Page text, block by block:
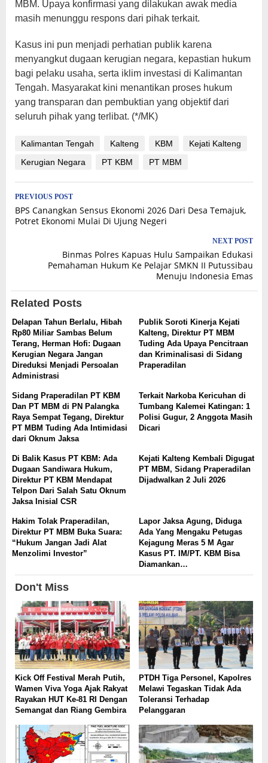
MBM. Upaya konfirmasi yang dilakukan awak media
masih menunggu respons dari pihak terkait.
Kasus ini pun menjadi perhatian publik karena
menyangkut dugaan kerugian negara, kepastian hukum
bagi pelaku usaha, serta iklim investasi di Kalimantan
Tengah. Masyarakat kini menantikan proses hukum
yang transparan dan pembuktian yang objektif dari
seluruh pihak yang terlibat. (*/MK)
Kalimantan Tengah Kalteng KBM
Kejati Kalteng
Kerugian Negara
PT KBM PT MBM
Post
navigation
PREVIOUS POST
BPS Canangkan Sensus Ekonomi 2026 Dari Desa Temajuk,
Potret Ekonomi Mulai Di Ujung Negeri
NEXT POST
Binmas Polres Kapuas Hulu Sampaikan Edukasi
Pemahaman Hukum Ke Pelajar SMKN II Putussibau
Menuju Indonesia Emas
Related Posts
Delapan Tahun Berlalu, Hibah
Rp80 Miliar Sambas Belum
Terang, Herman Hofi: Dugaan
Kerugian Negara Jangan
Direduksi Menjadi Persoalan
Administrasi
Publik Soroti Kinerja Kejati
Kalteng, Direktur PT MBM
Tuding Ada Upaya Pencitraan
dan Kriminalisasi di Sidang
Praperadilan
Sidang Praperadilan PT KBM
Dan PT MBM di PN Palangka
Raya Sempat Tegang, Direktur
PT MBM Tuding Ada Intimidasi
dari Oknum Jaksa
Terkait Narkoba Kericuhan di
Tumbang Kalemei Katingan: 1
Polisi Gugur, 2 Anggota Masih
Dicari
Di Balik Kasus PT KBM: Ada
Dugaan Sandiwara Hukum,
Direktur PT KBM Mendapat
Telpon Dari Salah Satu Oknum
Jaksa Inisial CSR
Kejati Kalteng Kembali Digugat
PT MBM, Sidang Praperadilan
Dijadwalkan 2 Juli 2026
Hakim Tolak Praperadilan,
Direktur PT MBM Buka Suara:
“Hukum Jangan Jadi Alat
Menzolimi Investor”
Lapor Jaksa Agung, Diduga
Ada Yang Mengaku Petugas
Kejagung Meras 5 M Agar
Kasus PT. IM/PT. KBM Bisa
Diamankan…
Don't Miss
Kick Off Festival Merah Putih,
Wamen Viva Yoga Ajak Rakyat
Rayakan HUT Ke-81 RI Dengan
Semangat dan Riang Gembira
PTDH Tiga Personel, Kapolres
Melawi Tegaskan Tidak Ada
Toleransi Terhadap
Pelanggaran